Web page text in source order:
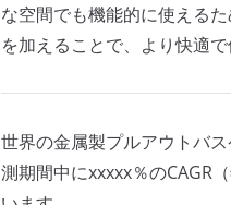
な空間でも機能的に使える
を加えることで、より快適
世界の金属製プルアウトバ
測期間中にxxxxx％のCAGR